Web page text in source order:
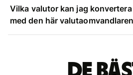
Vilka valutor kan jag konvertera
med den här